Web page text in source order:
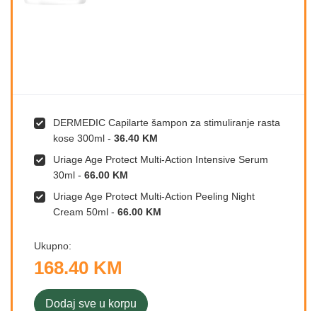
DERMEDIC Capilarte šampon za stimuliranje rasta
kose 300ml - 36.40 KM
Uriage Age Protect Multi-Action Intensive Serum
30ml - 66.00 KM
Uriage Age Protect Multi-Action Peeling Night
Cream 50ml - 66.00 KM
Ukupno:
168.40 KM
Dodaj sve u korpu